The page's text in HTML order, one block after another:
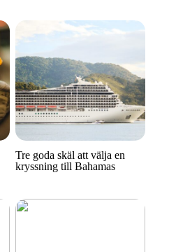
Tre goda skäl att välja en
kryssning till Bahamas